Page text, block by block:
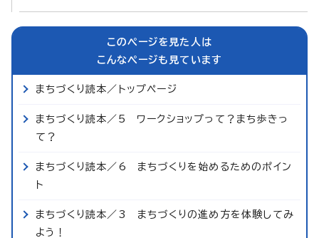
このページを見た人は
こんなページも見ています
まちづくり読本／トップページ
まちづくり読本／5 ワークショップって？まち歩きっ
て？
まちづくり読本／6 まちづくりを始めるためのポイン
ト
まちづくり読本／3 まちづくりの進め方を体験してみ
よう！